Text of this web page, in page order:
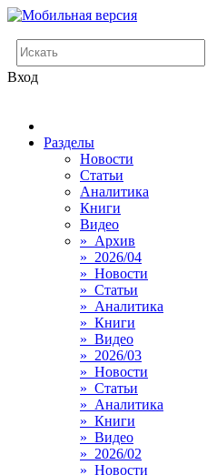
Вход
Разделы
Новости
Статьи
Аналитика
Книги
Видео
» Архив
» 2026/04
» Новости
» Статьи
» Аналитика
» Книги
» Видео
» 2026/03
» Новости
» Статьи
» Аналитика
» Книги
» Видео
» 2026/02
» Новости